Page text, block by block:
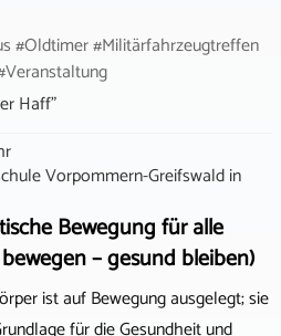
#Oldtimer #Militärfahrzeugtreffen
Haff"
Vorpommern-Greifswaldin
Bewegung für alle
– gesund bleiben)
ist auf Bewegung ausgelegt; sie
für die Gesundheit und